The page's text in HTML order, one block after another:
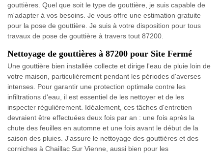
gouttières. Quel que soit le type de gouttière, je suis capable de
m'adapter à vos besoins. Je vous offre une estimation gratuite
pour la pose de gouttière. Je suis à votre disposition pour tous
travaux de pose de gouttière à travers tout 87200.
Nettoyage de gouttières à 87200 pour Site Fermé
Une gouttière bien installée collecte et dirige l'eau de pluie loin de
votre maison, particulièrement pendant les périodes d'averses
intenses. Pour garantir une protection optimale contre les
infiltrations d'eau, il est essentiel de les nettoyer et de les
inspecter régulièrement. Idéalement, ces tâches d'entretien
devraient être effectuées deux fois par an : une fois après la
chute des feuilles en automne et une fois avant le début de la
saison des pluies. J'assure le nettoyage des gouttières et des
corniches à Chaillac Sur Vienne, aussi bien pour les